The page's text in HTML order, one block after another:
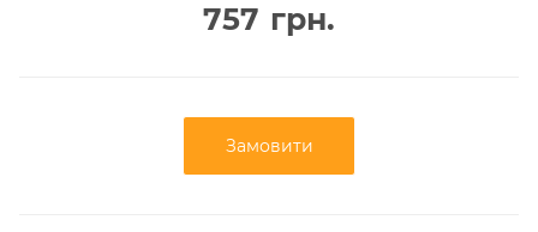
757 грн.
Замовити